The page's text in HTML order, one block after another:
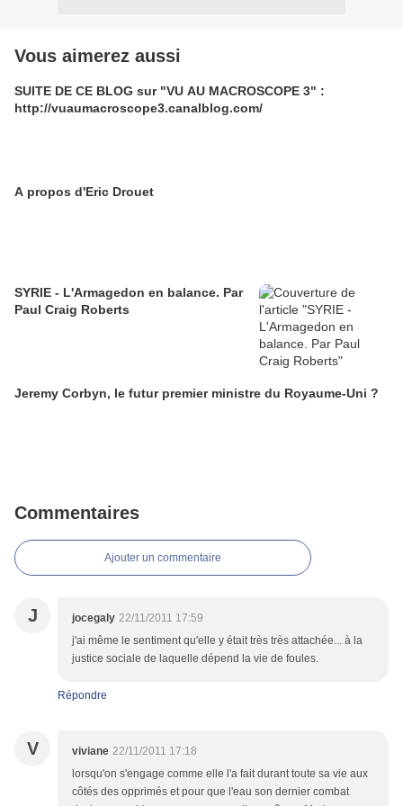
Vous aimerez aussi
SUITE DE CE BLOG sur "VU AU MACROSCOPE 3" :
http://vuaumacroscope3.canalblog.com/
A propos d'Eric Drouet
SYRIE - L'Armagedon en balance. Par
Paul Craig Roberts
Jeremy Corbyn, le futur premier ministre du Royaume-Uni ?
Commentaires
Ajouter un commentaire
J jocegaly 22/11/2011 17:59
j'ai même le sentiment qu'elle y était très très attachée... à la
justice sociale de laquelle dépend la vie de foules.
Répondre
V viviane 22/11/2011 17:18
lorsqu'on s'engage comme elle l'a fait durant toute sa vie aux
côtés des opprimés et pour que l'eau son dernier combat